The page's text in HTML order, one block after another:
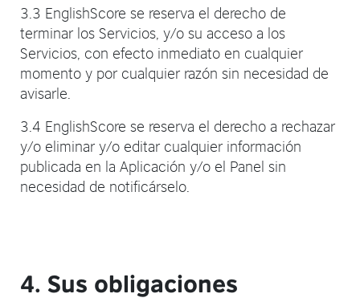
3.3 EnglishScore se reserva el derecho de
terminar los Servicios, y/o su acceso a los
Servicios, con efecto inmediato en cualquier
momento y por cualquier razón sin necesidad de
avisarle.
3.4 EnglishScore se reserva el derecho a rechazar
y/o eliminar y/o editar cualquier información
publicada en la Aplicación y/o el Panel sin
necesidad de notificárselo.
4. Sus obligaciones